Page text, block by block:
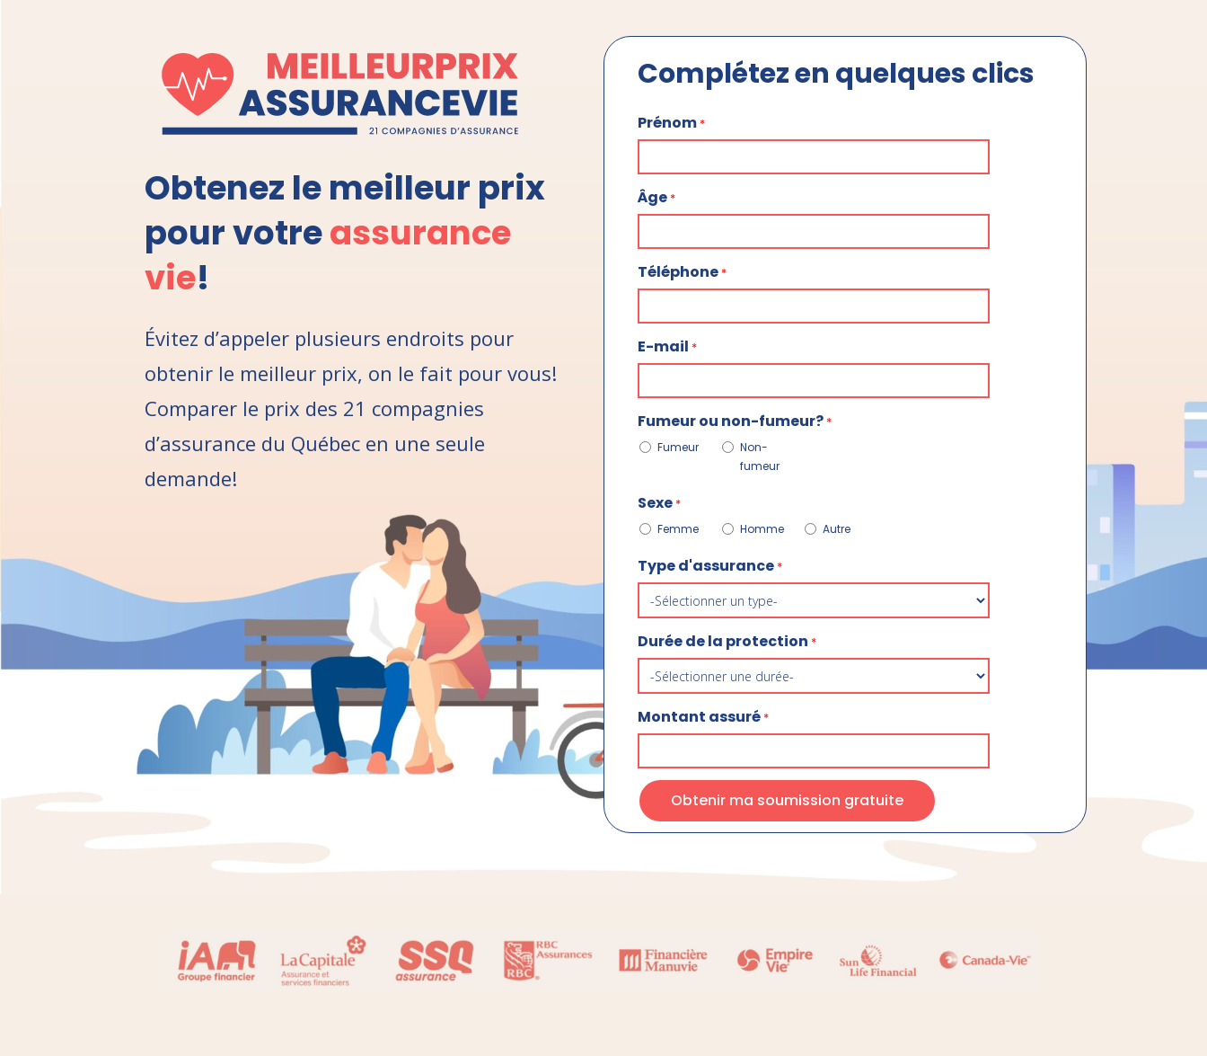
Obtenez le meilleur prix
pour votreassurance
vie!
Évitez d’appeler plusieurs endroits pour
obtenir le meilleur prix, on le fait pour vous!
Comparer le prix des 21 compagnies
d’assurance du Québec en une seule
demande!
Complétez en quelques clics
Prénom *
Âge *
Téléphone *
E-mail *
Fumeur ou non-fumeur? *
Fumeur
Non-
fumeur
Sexe *
Femme Homme Autre
Type d'assurance *
Durée de la protection *
Montant assuré *
Obtenir ma soumission gratuite